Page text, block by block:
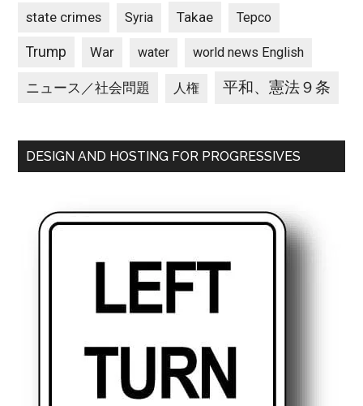
state crimes Syria Takae Tepco
Trump War water world news English
ニュース／社会問題 人権 平和、憲法９条
DESIGN AND HOSTING FOR PROGRESSIVES